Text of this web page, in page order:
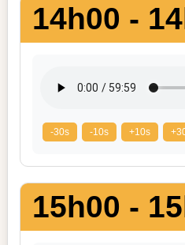
14h00 -
-30s -10s +10s
15h00 -